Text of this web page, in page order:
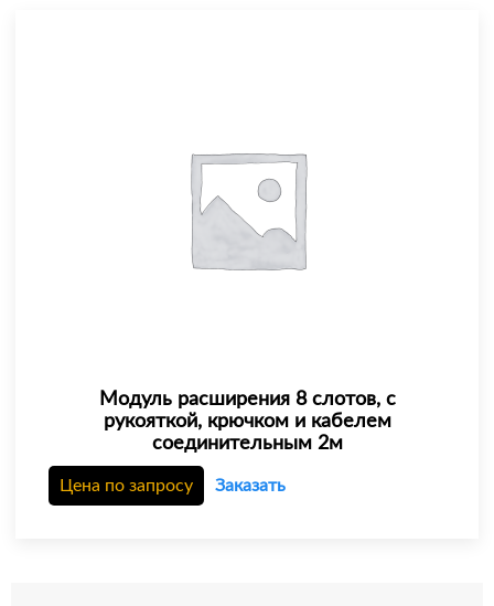
Модуль расширения 8 слотов, с
рукояткой, крючком и кабелем
соединительным 2м
Цена по запросу Заказать